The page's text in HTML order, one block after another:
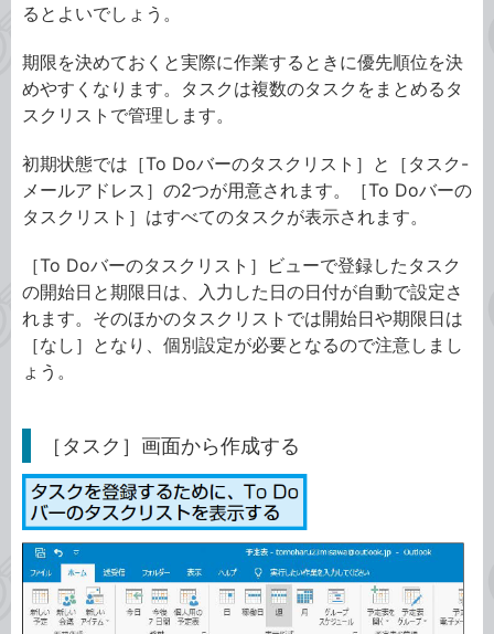
るとよいでしょう。
期限を決めておくと実際に作業するときに優先順位を決
めやすくなります。タスクは複数のタスクをまとめるタ
スクリストで管理します。
初期状態では［To Doバーのタスクリスト］と［タスク-
メールアドレス］の2つが用意されます。［To Doバーの
タスクリスト］はすべてのタスクが表示されます。
［To Doバーのタスクリスト］ビューで登録したタスク
の開始日と期限日は、入力した日の日付が自動で設定さ
れます。そのほかのタスクリストでは開始日や期限日は
［なし］となり、個別設定が必要となるので注意しまし
ょう。
［タスク］画面から作成する